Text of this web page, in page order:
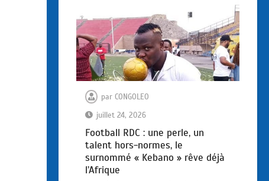
par CONGOLEO
juillet 24, 2026
Football RDC : une perle, un
talent hors-normes, le
surnommé « Kebano » rêve déjà
l’Afrique